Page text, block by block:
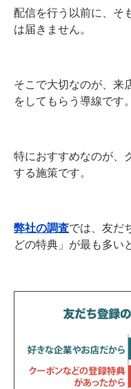
配信を行う以前に、そ
は届きません。
そこで大切なのが、来
をしてもらう導線です。
特におすすめなのが、
する施策です。
弊社の調査では、友だ
どの特典」が最も多い